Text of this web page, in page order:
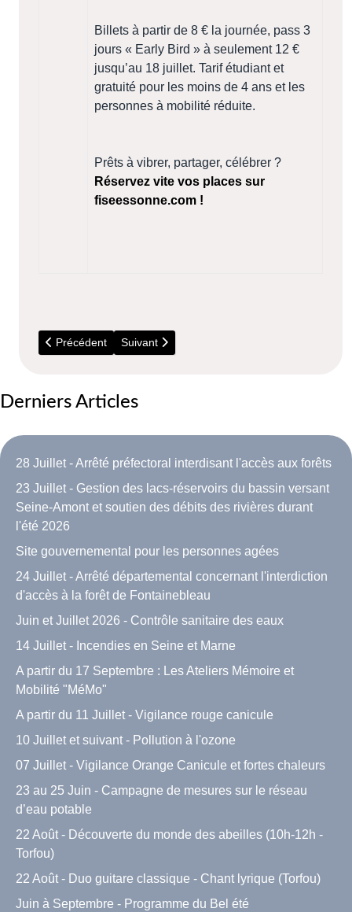
Billets à partir de 8 € la journée, pass 3
jours « Early Bird » à seulement 12 €
jusqu’au 18 juillet. Tarif étudiant et
gratuité pour les moins de 4 ans et les
personnes à mobilité réduite.
Prêts à vibrer, partager, célébrer ?
Réservez vite vos places sur
fiseessonne.com !
Article précédent : Déchèteries : Horaires d'été
Précédent Article suivant : 5 Juillet - Visite du parc
Suivant
Derniers Articles
28 Juillet - Arrêté préfectoral interdisant l'accès aux forêts
23 Juillet - Gestion des lacs-réservoirs du bassin versant
Seine-Amont et soutien des débits des rivières durant
l'été 2026
Site gouvernemental pour les personnes agées
24 Juillet - Arrêté départemental concernant l'interdiction
d'accès à la forêt de Fontainebleau
Juin et Juillet 2026 - Contrôle sanitaire des eaux
14 Juillet - Incendies en Seine et Marne
A partir du 17 Septembre : Les Ateliers Mémoire et
Mobilité "MéMo"
A partir du 11 Juillet - Vigilance rouge canicule
10 Juillet et suivant - Pollution à l'ozone
07 Juillet - Vigilance Orange Canicule et fortes chaleurs
23 au 25 Juin - Campagne de mesures sur le réseau
d’eau potable
22 Août - Découverte du monde des abeilles (10h-12h -
Torfou)
22 Août - Duo guitare classique - Chant lyrique (Torfou)
Juin à Septembre - Programme du Bel été